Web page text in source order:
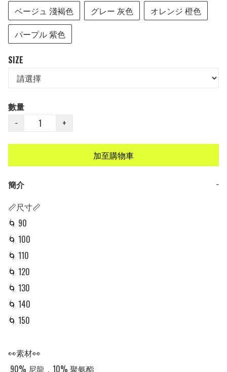
ベージュ 淺褐色
グレー 灰色
オレンジ 橙色
パープル 紫色
SIZE
數量
−
+
加至購物車
簡介
−
📏尺寸📏
🌀 90
🌀 100
🌀 110
🌀 120
🌀 130
🌀 140
🌀 150
👀素材👀